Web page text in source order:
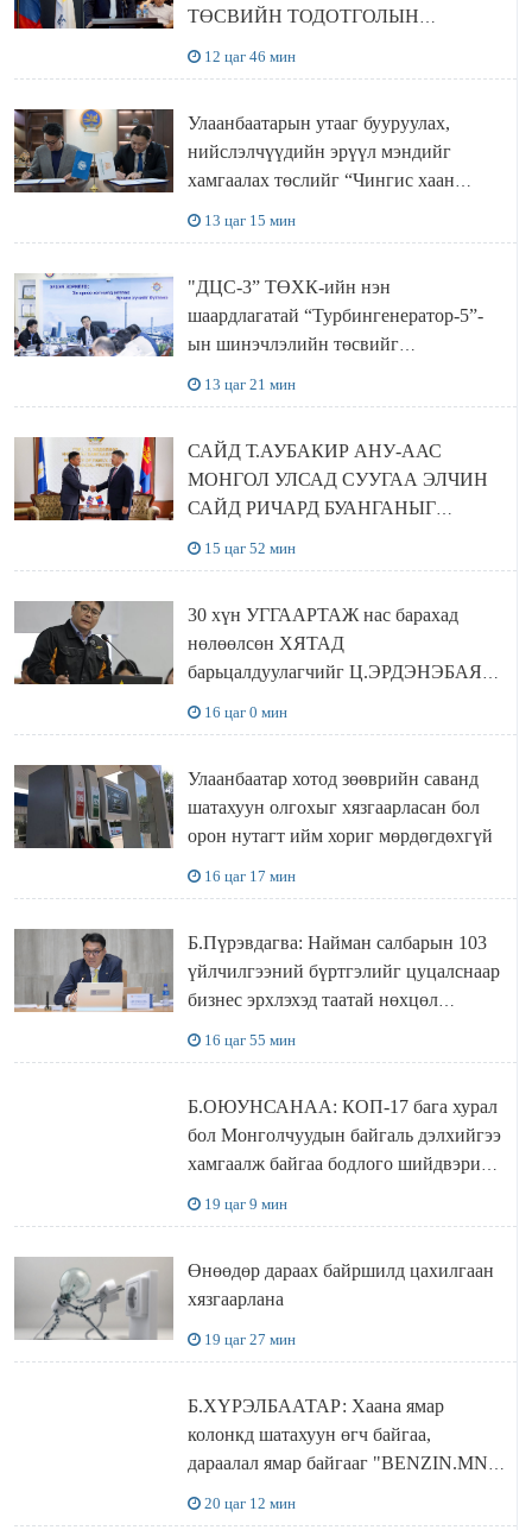
ТӨСВИЙН ТОДОТГОЛЫН
12 цаг 46 мин
Улаанбаатарын утааг бууруулах,
нийслэлчүүдийн эрүүл мэндийг
хамгаалах төслийг “Чингис хаан
13 цаг 15 мин
"ДЦС-3” ТӨХК-ийн нэн
шаардлагатай “Турбингенератор-5”-
ын шинэчлэлийн төсвийг
13 цаг 21 мин
САЙД Т.АУБАКИР АНУ-ААС
МОНГОЛ УЛСАД СУУГАА ЭЛЧИН
САЙД РИЧАРД БУАНГАНЫГ
15 цаг 52 мин
30 хүн УГГААРТАЖ нас барахад
нөлөөлсөн ХЯТАД
барьцалдуулагчийг Ц.ЭРДЭНЭБАЯР
16 цаг 0 мин
Улаанбаатар хотод зөөврийн саванд
шатахуун олгохыг хязгаарласан бол
орон нутагт ийм хориг мөрдөгдөхгүй
16 цаг 17 мин
Б.Пүрэвдагва: Найман салбарын 103
үйлчилгээний бүртгэлийг цуцалснаар
бизнес эрхлэхэд таатай нөхцөл
16 цаг 55 мин
Б.ОЮУНСАНАА: КОП-17 бага хурал
бол Монголчуудын байгаль дэлхийгээ
хамгаалж байгаа бодлого шийдвэрийг
19 цаг 9 мин
Өнөөдөр дараах байршилд цахилгаан
хязгаарлана
19 цаг 27 мин
Б.ХҮРЭЛБААТАР: Хаана ямар
колонкд шатахуун өгч байгаа,
дараалал ямар байгааг "BENZIN.MN”
20 цаг 12 мин